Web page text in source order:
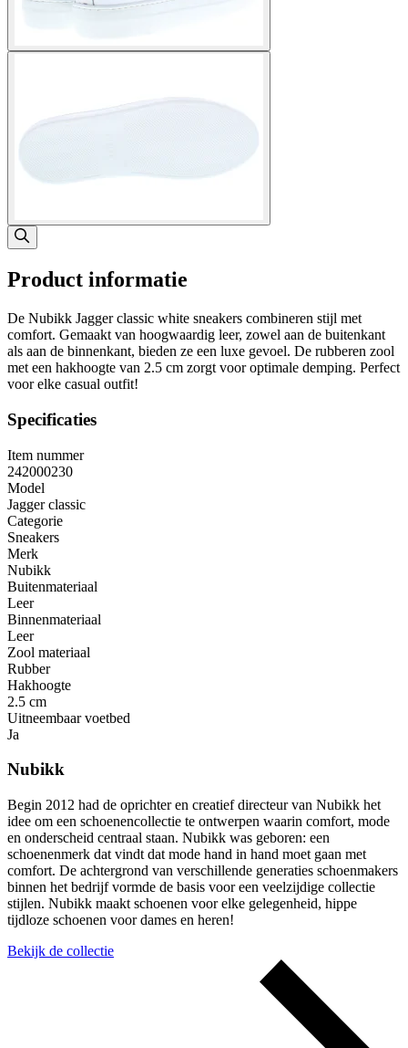
Product informatie
De Nubikk Jagger classic white sneakers combineren stijl met
comfort. Gemaakt van hoogwaardig leer, zowel aan de buitenkant
als aan de binnenkant, bieden ze een luxe gevoel. De rubberen zool
met een hakhoogte van 2.5 cm zorgt voor optimale demping. Perfect
voor elke casual outfit!
Specificaties
Item nummer
242000230
Model
Jagger classic
Categorie
Sneakers
Merk
Nubikk
Buitenmateriaal
Leer
Binnenmateriaal
Leer
Zool materiaal
Rubber
Hakhoogte
2.5 cm
Uitneembaar voetbed
Ja
Nubikk
Begin 2012 had de oprichter en creatief directeur van Nubikk het
idee om een ​​schoenencollectie te ontwerpen waarin comfort, mode
en onderscheid centraal staan. Nubikk was geboren: een
schoenenmerk dat vindt dat mode hand in hand moet gaan met
comfort. De achtergrond van verschillende generaties schoenmakers
binnen het bedrijf vormde de basis voor een veelzijdige collectie
stijlen. Nubikk maakt schoenen voor elke gelegenheid, hippe
tijdloze schoenen voor dames en heren!
Bekijk de collectie